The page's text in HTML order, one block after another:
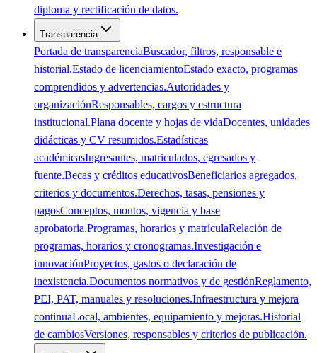
diploma y rectificación de datos.
Transparencia
Portada de transparenciaBuscador, filtros, responsable e
historial.Estado de licenciamientoEstado exacto, programas
comprendidos y advertencias.Autoridades y
organizaciónResponsables, cargos y estructura
institucional.Plana docente y hojas de vidaDocentes, unidades
didácticas y CV resumidos.Estadísticas
académicasIngresantes, matriculados, egresados y
fuente.Becas y créditos educativosBeneficiarios agregados,
criterios y documentos.Derechos, tasas, pensiones y
pagosConceptos, montos, vigencia y base
aprobatoria.Programas, horarios y matrículaRelación de
programas, horarios y cronogramas.Investigación e
innovaciónProyectos, gastos o declaración de
inexistencia.Documentos normativos y de gestiónReglamento,
PEI, PAT, manuales y resoluciones.Infraestructura y mejora
continuaLocal, ambientes, equipamiento y mejoras.Historial
de cambiosVersiones, responsables y criterios de publicación.